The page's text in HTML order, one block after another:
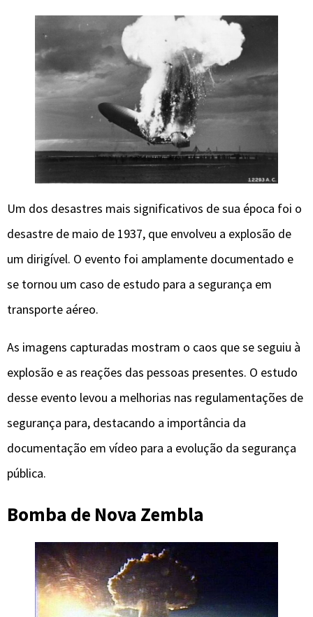
Um dos desastres mais significativos de sua época foi o
desastre de maio de 1937, que envolveu a explosão de
um dirigível. O evento foi amplamente documentado e
se tornou um caso de estudo para a segurança em
transporte aéreo.
As imagens capturadas mostram o caos que se seguiu à
explosão e as reações das pessoas presentes. O estudo
desse evento levou a melhorias nas regulamentações de
segurança para, destacando a importância da
documentação em vídeo para a evolução da segurança
pública.
Bomba de Nova Zembla